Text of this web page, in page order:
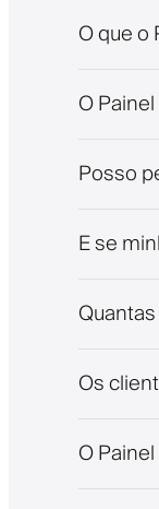
O que
O
Posso
E se
Os
O